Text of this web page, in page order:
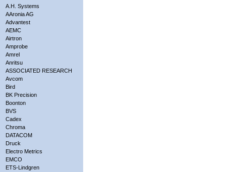
A.H. Systems
AAronia AG
Advantest
AEMC
Airtron
Amprobe
Amrel
Anritsu
ASSOCIATED RESEARCH
Avcom
Bird
BK Precision
Boonton
BVS
Cadex
Chroma
DATACOM
Druck
Electro Metrics
EMCO
ETS-Lindgren